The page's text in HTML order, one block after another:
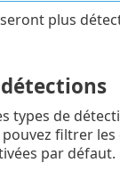
plus
types de
pouvez filtrer
par défaut.